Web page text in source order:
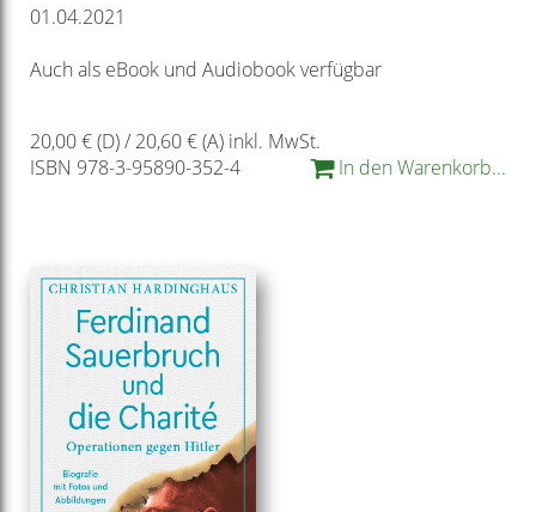
01.04.2021
Auch als eBook und Audiobook verfügbar
20,00 € (D) / 20,60 € (A) inkl. MwSt.
ISBN 978-3-95890-352-4
In den Warenkorb...